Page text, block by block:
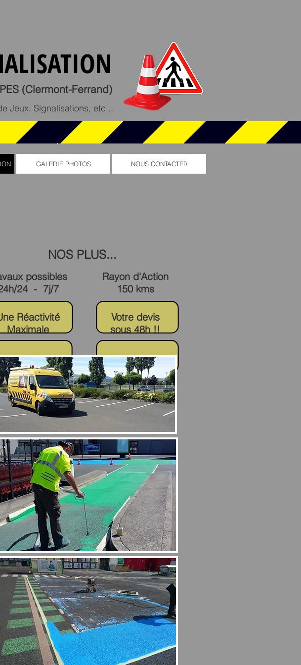
(Clermont-Ferrand)
Jeux, Signalisations, etc...
GALERIE PHOTOS NOUS CONTACTER
NOS PLUS...
possibles
24 - 7j/7
Réactivité
Maximale
Rayon d'Action
150 kms
Votre devis
sous 48h !!